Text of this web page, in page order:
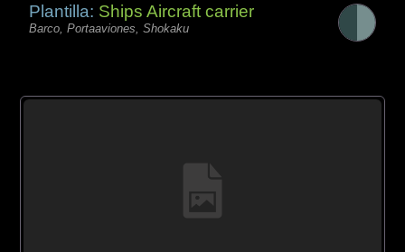
Plantilla: Ships Aircraft carrier
Barco, Portaaviones, Shokaku